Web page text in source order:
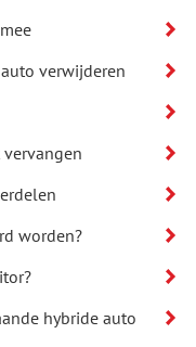
verwijderen
worden?
hybride auto